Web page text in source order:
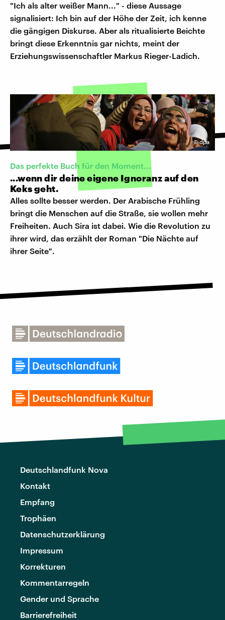
"Ich als alter weißer Mann..." - diese Aussage
signalisiert: Ich bin auf der Höhe der Zeit, ich kenne
die gängigen Diskurse. Aber als ritualisierte Beichte
bringt diese Erkenntnis gar nichts, meint der
Erziehungswissenschaftler Markus Rieger-Ladich.
©dpa
Das perfekte Buch für den Moment...
...wenn dir deine eigene Ignoranz auf den
Keks geht.
Alles sollte besser werden. Der Arabische Frühling
bringt die Menschen auf die Straße, sie wollen mehr
Freiheiten. Auch Sira ist dabei. Wie die Revolution zu
ihrer wird, das erzählt der Roman "Die Nächte auf
ihrer Seite".
Deutschlandfunk Nova
Kontakt
Empfang
Trophäen
Datenschutzerklärung
Impressum
Korrekturen
Kommentarregeln
Gender und Sprache
Barrierefreiheit